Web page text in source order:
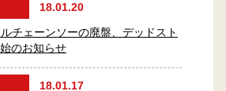
18.01.20
チェーンソーの廃盤、デッドスト
のお知らせ
18.01.17